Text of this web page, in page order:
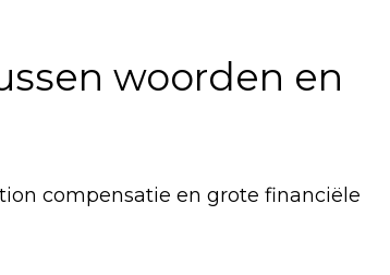
woorden en
compensatie en grote financiële